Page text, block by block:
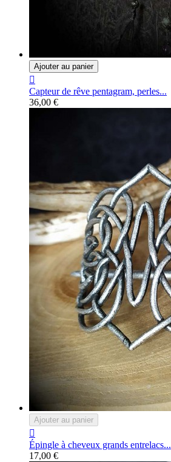
Ajouter au panier

Capteur de rêve pentagram, perles...
36,00 €
Ajouter au panier

Épingle à cheveux grands entrelacs...
17,00 €